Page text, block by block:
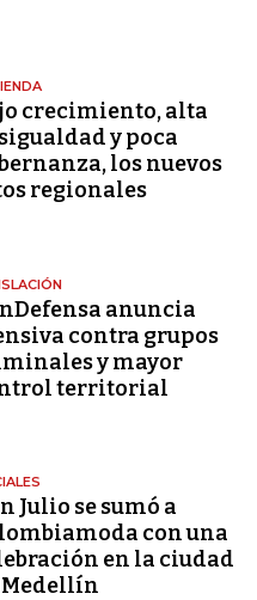
crecimiento, alta
y poca
los nuevos
regionales
anuncia
contra grupos
y mayor
territorial
Julio se sumó a
con una
en la ciudad
Medellín